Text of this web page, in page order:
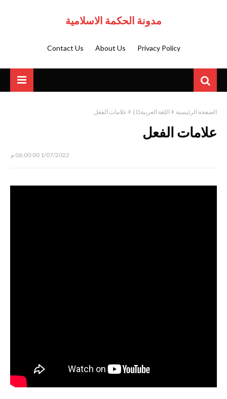
مدونة الحكمة الاسلامية
Privacy Policy
About Us
Contact Us
الصفحة الرئيسية اللغة العربية(1) علامات الفعل
علامات الفعل
1/07/2022 06:00:00 م